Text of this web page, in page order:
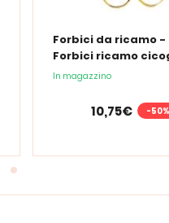
Forbici da ricamo -
Forbici ricamo
In magazzino
10,75€ -50%